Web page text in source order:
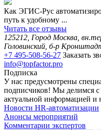
Как ЭГИС-Рус
путь к удобному ...
Читать все отзывы
125212, Город Москва,
Головинский, б-р
+7 495-508-56-27 Заказать
info@topfactor.pro
Подписка
У нас предусмотрены
подписчиков! Мы делимся
актуальной информацией и
Новости HR-автоматизации
Анонсы мероприятий
Комментарии экспертов